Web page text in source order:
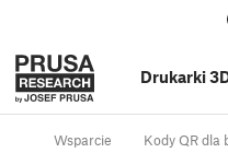
Drukarki
Wsparcie Kody QR dla